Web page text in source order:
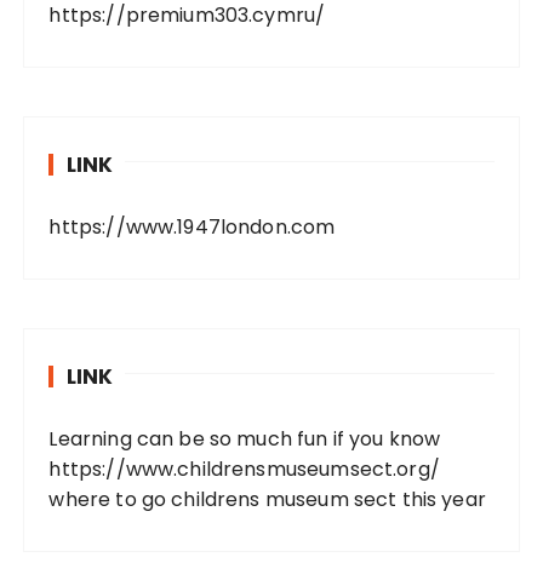
https://premium303.cymru/
LINK
https://www.1947london.com
LINK
Learning can be so much fun if you know
https://www.childrensmuseumsect.org/
where to go childrens museum sect this year